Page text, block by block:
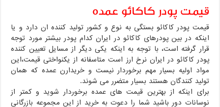
قیمت پودر کاکائو عمده
قیمت پودر کاکائو بستگی به نوع و کشور تولید کننده ان دارد و یا
اینکه در بین پودرهای کاکائو در ایران کدام پودر بیشتر مورد توجه
قرار گرفته است، با توجه به اینکه یکی دیگر از مسایل تعیین کننده
پودر کاکائو در ایران نرخ ارز است متاسفانه از یکنواختی قیمت،این
مواد اولیه بسیار مهم برخوردار نیست و خریدارن عمده که همان
تولید کنندگان هستند بسیار متضرر می شوند.
برای اینکه از بهترین قیمت های عمده برخوردار شوید و کمتر از
نوسانات دور باشید شما را دعوت به خرید از این مجموعه بازرگانی